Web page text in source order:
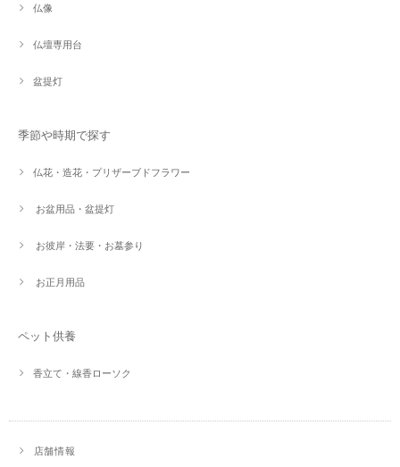
仏像
仏壇専用台
盆提灯
季節や時期で探す
仏花・造花・プリザーブドフラワー
お盆用品・盆提灯
お彼岸・法要・お墓参り
お正月用品
ペット供養
香立て・線香ローソク
店舗情報